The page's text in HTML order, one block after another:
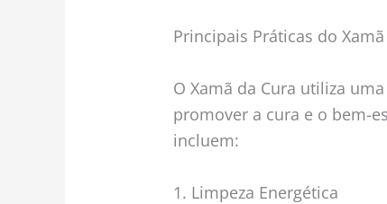
Principais Práticas do
O Xamã da Cura utiliza
promover a cura e o bem-
incluem:
1. Limpeza Energética